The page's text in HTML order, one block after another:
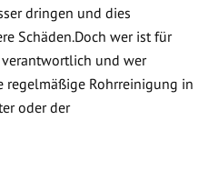
dringen und dies
Schäden.Doch wer ist für
und wer
regelmäßige Rohrreinigung in
oder der